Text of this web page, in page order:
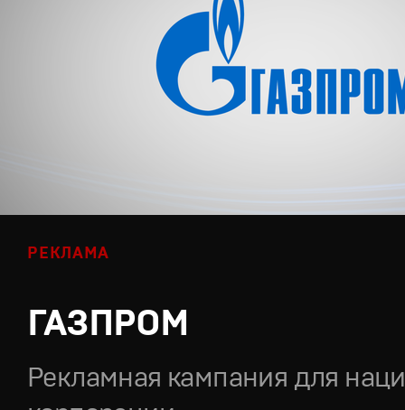
РЕКЛАМА
ГАЗПРОМ
Рекламная кампания для